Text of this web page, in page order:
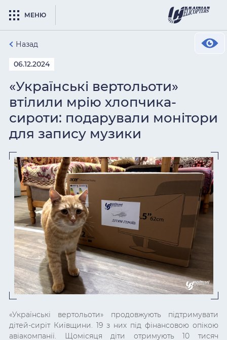
МЕНЮ
Назад
06.12.2024
«Українські вертольоти»
втілили мрію хлопчика-
сироти: подарували монітори
для запису музики
«Українські вертольоти» продовжують підтримувати
дітей-сиріт Київщини. 19 з них під фінансовою опікою
авіакомпанії. Щомісяця діти отримують 10 тисяч